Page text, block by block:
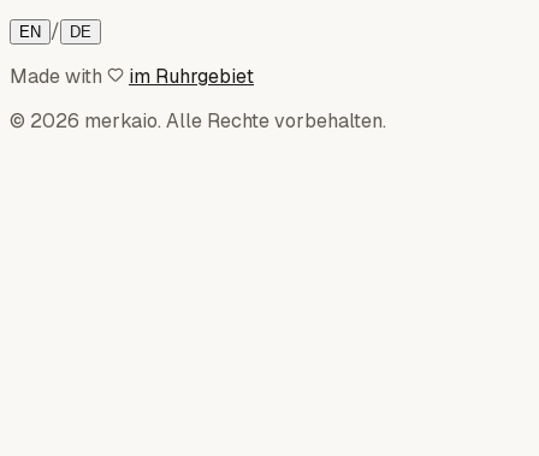
EN / DE
Made with
im Ruhrgebiet
© 2026 merkaio. Alle Rechte vorbehalten.